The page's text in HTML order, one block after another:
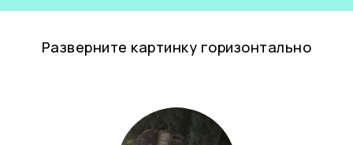
Разверните картинку горизонтально